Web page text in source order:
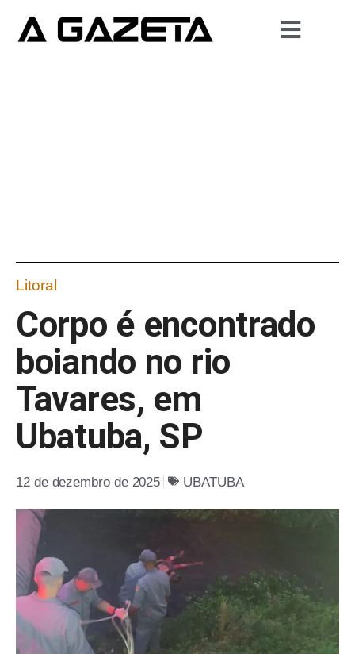
Litoral
Corpo é encontrado
boiando no rio
Tavares, em
Ubatuba, SP
12 de dezembro de 2025 UBATUBA